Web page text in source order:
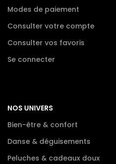
Modes de paiement
Consulter votre compte
Consulter vos favoris
Se connecter
NOS UNIVERS
Bien-être & confort
Danse & déguisements
Peluches & cadeaux doux